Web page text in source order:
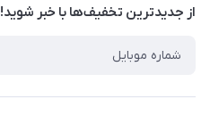
تماس با ما
شرایط گارانتی
ثبت شکایت
از جدید‌ترین تخفیف‌ها با‌ خبر شوید!